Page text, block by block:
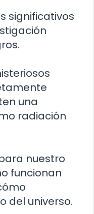
significativos
una
radiación
nuestro
funcionan
del universo.